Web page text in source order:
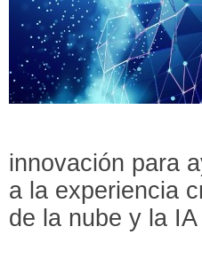
innovación para
a la experiencia
de la nube y la